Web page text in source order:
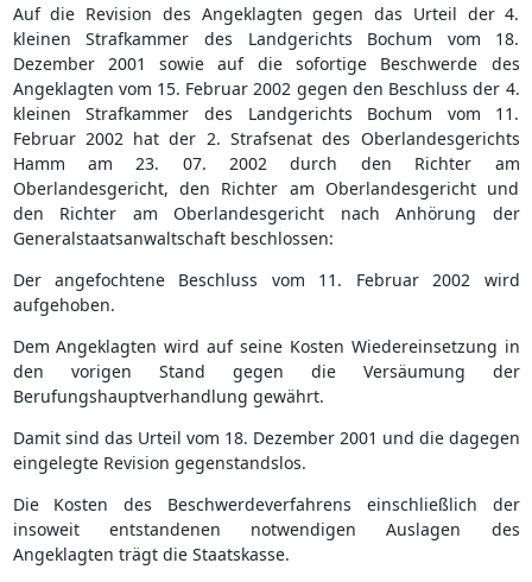
Auf die Revision des Angeklagten gegen das Urteil der 4.
kleinen Strafkammer des Landgerichts Bochum vom 18.
Dezember 2001 sowie auf die sofortige Beschwerde des
Angeklagten vom 15. Februar 2002 gegen den Beschluss der 4.
kleinen Strafkammer des Landgerichts Bochum vom 11.
Februar 2002 hat der 2. Strafsenat des Oberlandesgerichts
Hamm am 23. 07. 2002 durch den Richter am
Oberlandesgericht, den Richter am Oberlandesgericht und
den Richter am Oberlandesgericht nach Anhörung der
Generalstaatsanwaltschaft beschlossen:
Der angefochtene Beschluss vom 11. Februar 2002 wird
aufgehoben.
Dem Angeklagten wird auf seine Kosten Wiedereinsetzung in
den vorigen Stand gegen die Versäumung der
Berufungshauptverhandlung gewährt.
Damit sind das Urteil vom 18. Dezember 2001 und die dagegen
eingelegte Revision gegenstandslos.
Die Kosten des Beschwerdeverfahrens einschließlich der
insoweit entstandenen notwendigen Auslagen des
Angeklagten trägt die Staatskasse.